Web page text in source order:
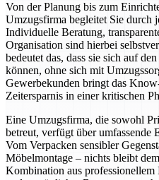
Von der Planung bis zum
Umzugsfirma begleitet Sie durch
Individuelle Beratung,
Organisation sind hierbei
bedeutet das, dass sie sich auf
können, ohne sich mit
Gewerbekunden bringt das
Zeitersparnis in einer kritischen
Eine Umzugsfirma, die sowohl
betreut, verfügt über
Vom Verpacken sensibler
Möbelmontage – nichts bleibt
Kombination aus